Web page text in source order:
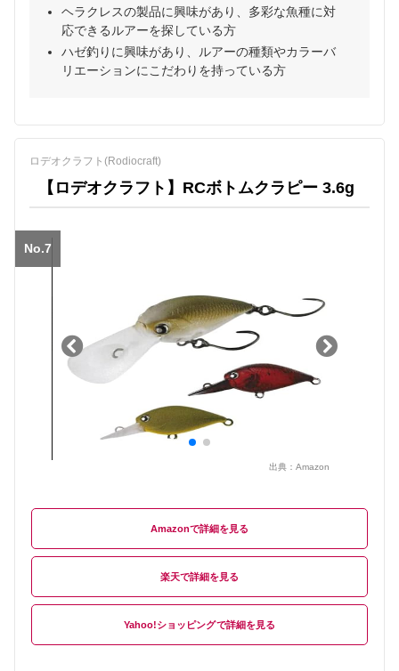
ヘラクレスの製品に興味があり、多彩な魚種に対
応できるルアーを探している方
ハゼ釣りに興味があり、ルアーの種類やカラーバ
リエーションにこだわりを持っている方
ロデオクラフト(Rodiocraft)
【ロデオクラフト】RCボトムクラピー 3.6g
No.7
出典： Amazon
Amazon
楽天
Yahoo!ショッピング